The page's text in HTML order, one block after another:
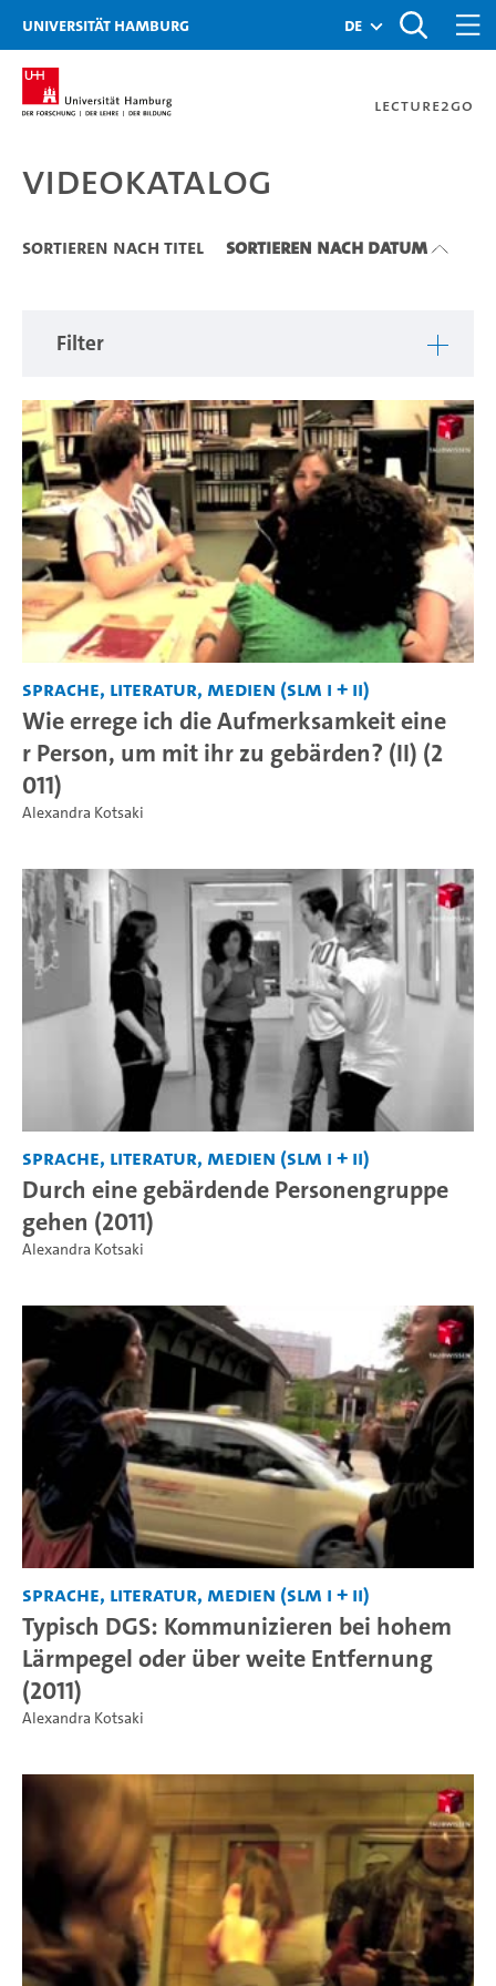
Zu den Filtern
Zur Metanavigation
Zur Hauptnavigation
Zur Suche
Zum Inhalt
Zum Seitenfuss
Universität Hamburg de
Lecture2Go
Videokatalog
Videokatalog
Sortieren nach Titel Sortieren nach Datum
Filter
Sprache, Literatur, Medien (SLM I + II)
Wie errege ich die Aufmerksamkeit eine
r Person, um mit ihr zu gebärden? (II) (2
011)
Alexandra Kotsaki
Sprache, Literatur, Medien (SLM I + II)
Durch eine gebärdende Personengruppe
gehen (2011)
Alexandra Kotsaki
Sprache, Literatur, Medien (SLM I + II)
Typisch DGS: Kommunizieren bei hohem
Lärmpegel oder über weite Entfernung
(2011)
Alexandra Kotsaki